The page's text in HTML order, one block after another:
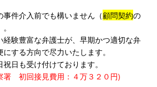
事件介入前でも構いません（顧問契約の
経験豊富な弁護士が、早期かつ適切な弁
する方向で尽力いたします。
祝日も受け付けております。
署 初回接見費用：４万３２０円)